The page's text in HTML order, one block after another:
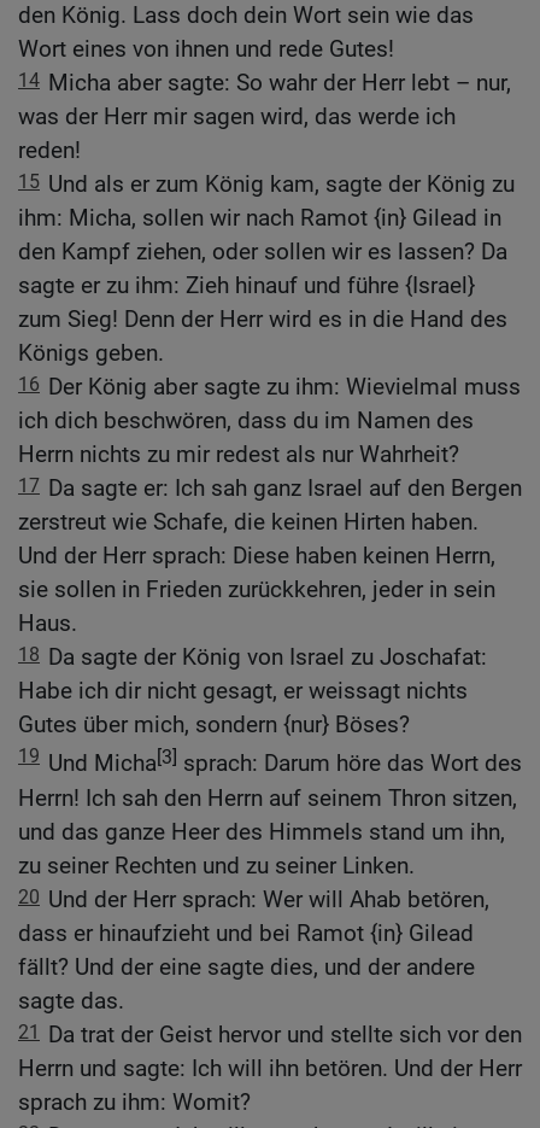
den König. Lass doch dein Wort sein wie das
Wort eines von ihnen und rede Gutes!
14 Micha aber sagte: So wahr der Herr lebt – nur,
was der Herr mir sagen wird, das werde ich
reden!
15 Und als er zum König kam, sagte der König zu
ihm: Micha, sollen wir nach Ramot {in} Gilead in
den Kampf ziehen, oder sollen wir es lassen? Da
sagte er zu ihm: Zieh hinauf und führe {Israel}
zum Sieg! Denn der Herr wird es in die Hand des
Königs geben.
16 Der König aber sagte zu ihm: Wievielmal muss
ich dich beschwören, dass du im Namen des
Herrn nichts zu mir redest als nur Wahrheit?
17 Da sagte er: Ich sah ganz Israel auf den Bergen
zerstreut wie Schafe, die keinen Hirten haben.
Und der Herr sprach: Diese haben keinen Herrn,
sie sollen in Frieden zurückkehren, jeder in sein
Haus.
18 Da sagte der König von Israel zu Joschafat:
Habe ich dir nicht gesagt, er weissagt nichts
Gutes über mich, sondern {nur} Böses?
19 Und Micha[3] sprach: Darum höre das Wort des
Herrn! Ich sah den Herrn auf seinem Thron sitzen,
und das ganze Heer des Himmels stand um ihn,
zu seiner Rechten und zu seiner Linken.
20 Und der Herr sprach: Wer will Ahab betören,
dass er hinaufzieht und bei Ramot {in} Gilead
fällt? Und der eine sagte dies, und der andere
sagte das.
21 Da trat der Geist hervor und stellte sich vor den
Herrn und sagte: Ich will ihn betören. Und der Herr
sprach zu ihm: Womit?